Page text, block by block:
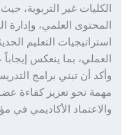
غير التربوية، حيث
العلمي، وإدارة
التعليم الحديثة،
بما ينعكس إيجاباً على
أن تبني برامج التدريس
نحو تعزيز كفاءة عضو هيئة
الأكاديمي في مؤسسات